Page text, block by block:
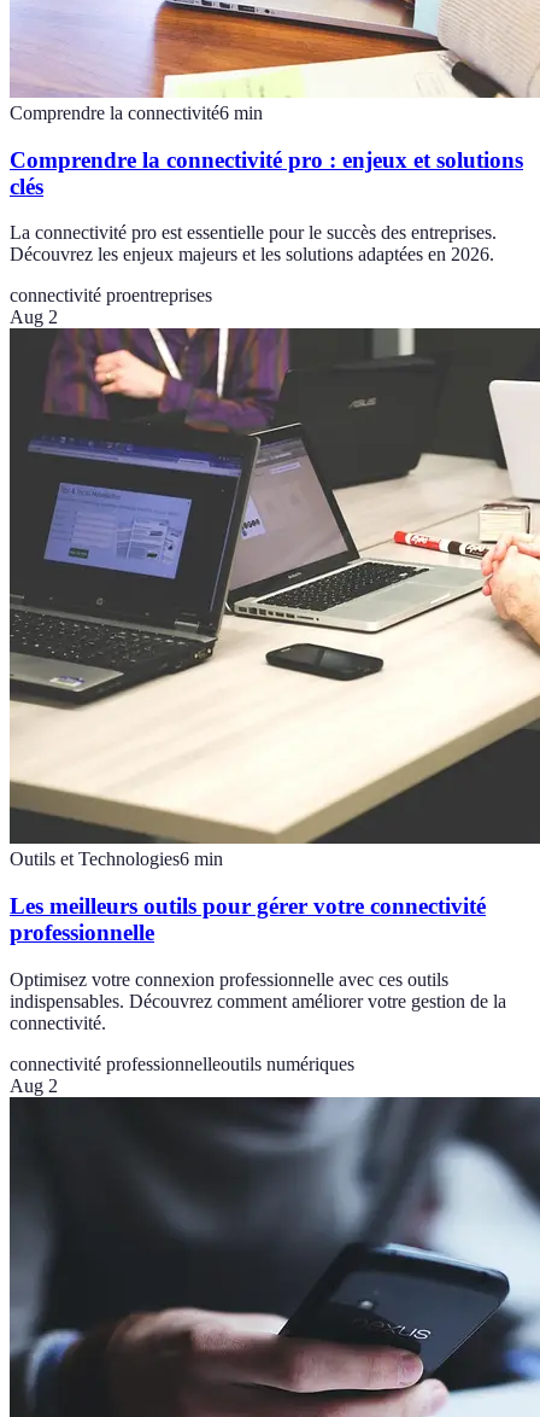
Comprendre la connectivité6 min
Comprendre la connectivité pro : enjeux et solutions
clés
La connectivité pro est essentielle pour le succès des entreprises.
Découvrez les enjeux majeurs et les solutions adaptées en 2026.
connectivité proentreprises
Aug 2
Outils et Technologies6 min
Les meilleurs outils pour gérer votre connectivité
professionnelle
Optimisez votre connexion professionnelle avec ces outils
indispensables. Découvrez comment améliorer votre gestion de la
connectivité.
connectivité professionnelleoutils numériques
Aug 2